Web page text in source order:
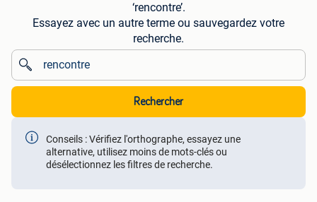
‘rencontre’.
Essayez avec un autre terme ou sauvegardez votre
recherche.
Rechercher
Conseils : Vérifiez l'orthographe, essayez une
alternative, utilisez moins de mots-clés ou
désélectionnez les filtres de recherche.